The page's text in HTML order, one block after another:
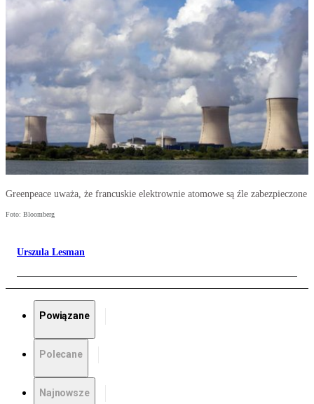
Greenpeace uważa, że francuskie elektrownie atomowe są źle zabezpieczone
Foto: Bloomberg
Urszula Lesman
Powiązane
Polecane
Najnowsze